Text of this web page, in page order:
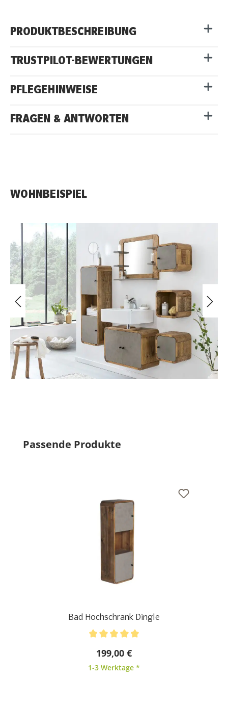
PRODUKTBESCHREIBUNG
TRUSTPILOT-BEWERTUNGEN
PFLEGEHINWEISE
FRAGEN & ANTWORTEN
WOHNBEISPIEL
Produktgalerie überspringen
Passende Produkte
Bad Hochschrank Dingle
199,00 €
1-3 Werktage *